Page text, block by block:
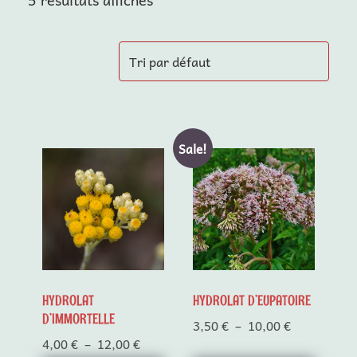
HYDROLAT
D’IMMORTELLE
4,00€ – 12,00€Plage
produit
a
plusieurs
variations.
Les
options
être
choisies
Sale!
HYDROLAT D’EUPATOIRE
3,50€ – 10,00€Plage
Ce
produit
a
plusieurs
variations.
Les
options
peuvent
être
choisies